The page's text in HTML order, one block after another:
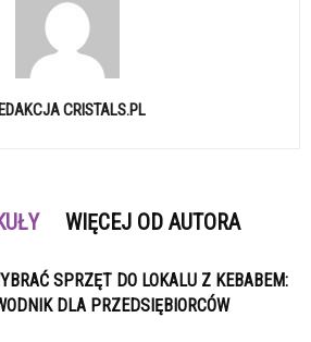
CRISTALS.PL
WIĘCEJ OD AUTORA
SPRZĘT DO LOKALU Z KEBABEM:
DLA PRZEDSIĘBIORCÓW